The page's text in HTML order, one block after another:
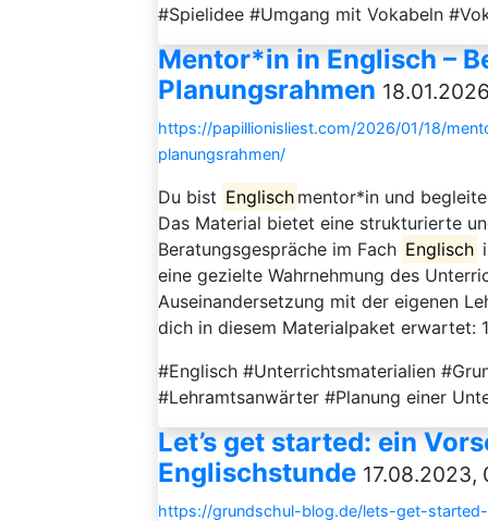
#Spielidee #Umgang mit Vokabeln
Mentor*in in Englisch –
Planungsrahmen
https://papillionisliest.com/2026/01/18/
planungsrahmen/
Du bist Englisch mentor*in und
Das Material bietet eine strukturierte
Beratungsgespräche im Fach Englisch
eine gezielte Wahrnehmung des
Auseinandersetzung mit der eigenen
dich in diesem Materialpaket erwartet:
#Englisch #Unterrichtsmaterialien
#Lehramtsanwärter #Planung einer
Let’s get started: ein
Englischstunde 17.08.2023,
https://grundschul-blog.de/lets-get-